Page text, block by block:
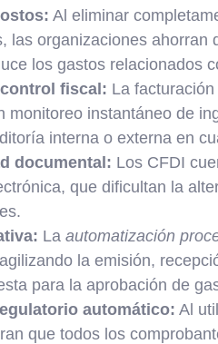
Al eliminar
las organizaciones ahorran
los gastos relacionados
fiscal: La
monitoreo instantáneo de
interna o externa en
documental: Los CFDI
que dificultan la
La automatización
la emisión,
para la aprobación de
automático: Al
que todos los